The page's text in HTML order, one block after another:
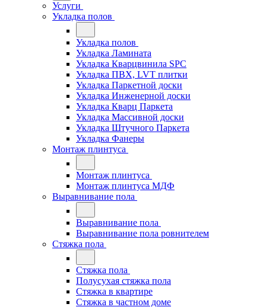
Услуги
Укладка полов
Укладка полов
Укладка Ламината
Укладка Кварцвинила SPC
Укладка ПВХ, LVT плитки
Укладка Паркетной доски
Укладка Инженерной доски
Укладка Кварц Паркета
Укладка Массивной доски
Укладка Штучного Паркета
Укладка Фанеры
Монтаж плинтуса
Монтаж плинтуса
Монтаж плинтуса МДФ
Выравнивание пола
Выравнивание пола
Выравнивание пола ровнителем
Стяжка пола
Стяжка пола
Полусухая стяжка пола
Стяжка в квартире
Стяжка в частном доме